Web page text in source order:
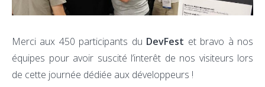
Merci aux 450 participants du DevFest et bravo à nos
équipes pour avoir suscité l’interêt de nos visiteurs lors
de cette journée dédiée aux développeurs !